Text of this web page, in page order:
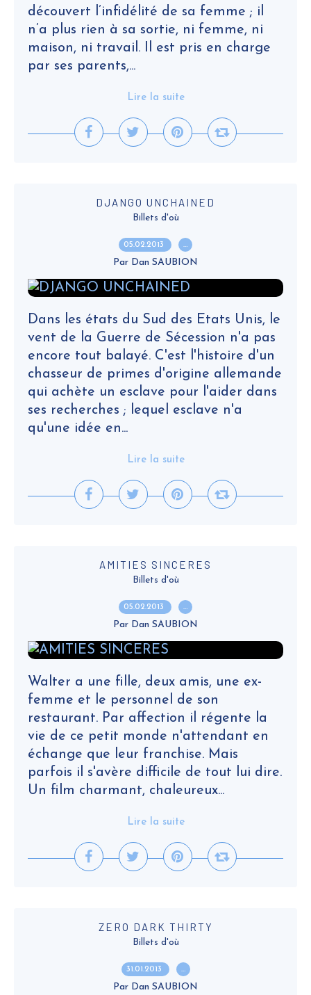
découvert l’infidélité de sa femme ; il
n’a plus rien à sa sortie, ni femme, ni
maison, ni travail. Il est pris en charge
par ses parents,...
Lire la suite
DJANGO UNCHAINED
Billets d'où
05.02.2013 …
Par Dan SAUBION
Dans les états du Sud des Etats Unis, le
vent de la Guerre de Sécession n'a pas
encore tout balayé. C'est l'histoire d'un
chasseur de primes d'origine allemande
qui achète un esclave pour l'aider dans
ses recherches ; lequel esclave n'a
qu'une idée en...
Lire la suite
AMITIES SINCERES
Billets d'où
05.02.2013 …
Par Dan SAUBION
Walter a une fille, deux amis, une ex-
femme et le personnel de son
restaurant. Par affection il régente la
vie de ce petit monde n'attendant en
échange que leur franchise. Mais
parfois il s'avère difficile de tout lui dire.
Un film charmant, chaleureux...
Lire la suite
ZERO DARK THIRTY
Billets d'où
31.01.2013 …
Par Dan SAUBION